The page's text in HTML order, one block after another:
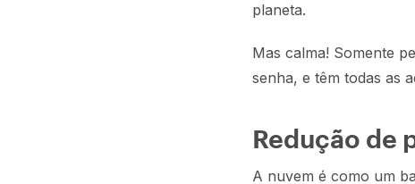
planeta.
Mas calma! Somente
senha, e têm todas as
Redução de
A nuvem é como um